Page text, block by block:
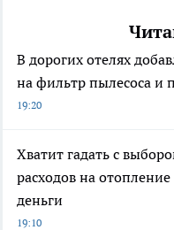
В дорогих отелях
на фильтр пылесоса и
19:20
Хватит гадать с
расходов на
деньги
19:10